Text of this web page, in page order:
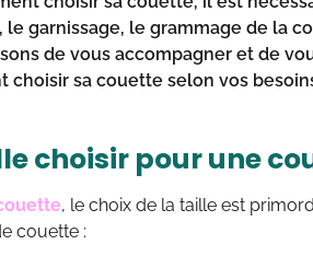
garnissage, le grammage de la
de vous accompagner et de
choisir sa couette selon vos
choisir pour une
, le choix de la taille est
couette :